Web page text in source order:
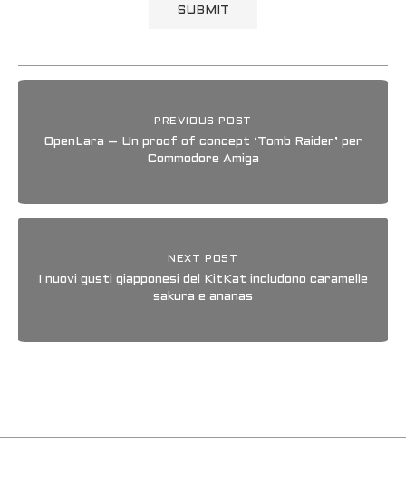
PREVIOUS POST
OpenLara – Un proof of concept ‘Tomb Raider’ per
Commodore Amiga
NEXT POST
I nuovi gusti giapponesi del KitKat includono caramelle
sakura e ananas